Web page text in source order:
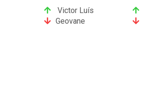
Victor Luís
Geovane